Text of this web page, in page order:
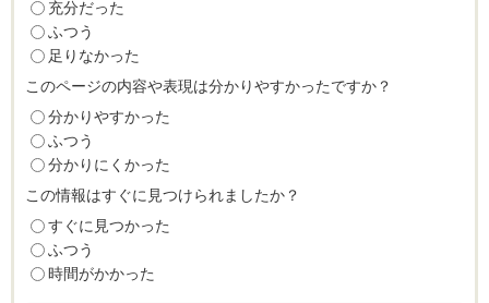
充分だった
ふつう
足りなかった
このページの内容や表現は分かりやすかったですか？
分かりやすかった
ふつう
分かりにくかった
この情報はすぐに見つけられましたか？
すぐに見つかった
ふつう
時間がかかった